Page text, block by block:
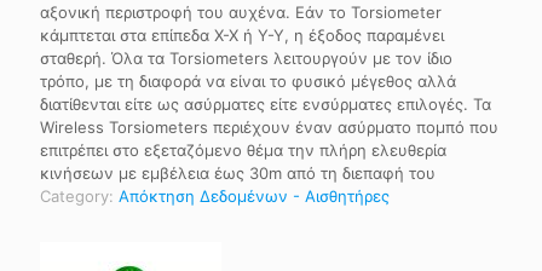
αξονική περιστροφή του αυχένα. Εάν το Torsiometer
κάμπτεται στα επίπεδα X-X ή Y-Y, η έξοδος παραμένει
σταθερή. Όλα τα Torsiometers λειτουργούν με τον ίδιο
τρόπο, με τη διαφορά να είναι το φυσικό μέγεθος αλλά
διατίθενται είτε ως ασύρματες είτε ενσύρματες επιλογές. Τα
Wireless Torsiometers περιέχουν έναν ασύρματο πομπό που
επιτρέπει στο εξεταζόμενο θέμα την πλήρη ελευθερία
κινήσεων με εμβέλεια έως 30m από τη διεπαφή του
Category: Απόκτηση Δεδομένων - Αισθητήρες